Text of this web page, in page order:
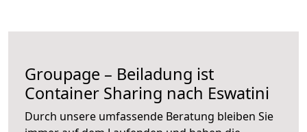
Groupage – Beiladung ist
Container Sharing nach Eswatini
Durch unsere umfassende Beratung bleiben Sie